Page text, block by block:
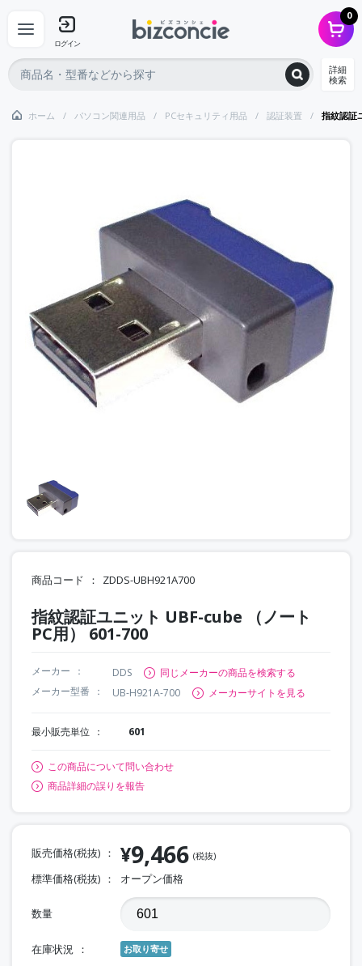
ログイン
0
詳細
検索
ホーム パソコン関連用品 PCセキュリティ用品 認証装置 指紋認証
商品コード ZDDS-UBH921A700
指紋認証ユニット UBF-cube （ノート
PC用） 601-700
メーカー DDS
同じメーカーの商品を検索する
メーカー型番
UB-H921A-700 メーカーサイトを見る
最小販売単位 601
この商品について問い合わせ
商品詳細の誤りを報告
販売価格(税抜) ¥9,466 (税抜)
標準価格(税抜) オープン価格
数量
在庫状況 お取り寄せ